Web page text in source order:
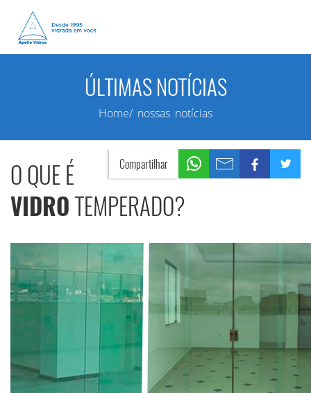
ÚLTIMAS NOTÍCIAS
Home/ nossas notícias
Compartilhar
O QUE É
VIDROTEMPERADO?